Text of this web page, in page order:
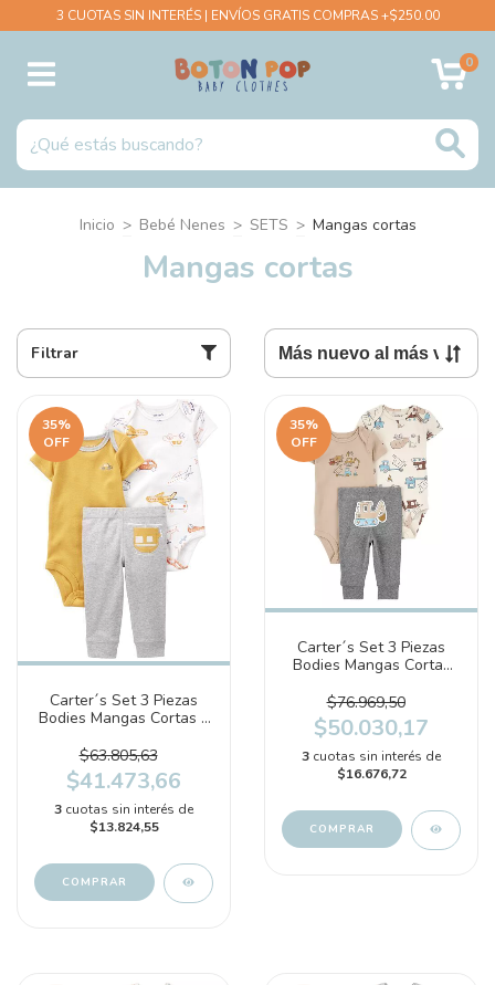
3 CUOTAS SIN INTERÉS | ENVÍOS GRATIS COMPRAS +$250.00
0
Inicio > Bebé Nenes > SETS > Mangas cortas
Mangas cortas
Filtrar
35%
OFF
Carter´s Set 3 Piezas
Bodies Mangas Cortas y
(1P571510)
$63.805,63
$41.473,66
3 cuotas sin interés de
$13.824,55
COMPRAR
35%
OFF
Carter´s Set 3 Piezas
Bodies Mangas Cortas
(1S991010)
$76.969,50
$50.030,17
3 cuotas sin interés de
$16.676,72
COMPRAR